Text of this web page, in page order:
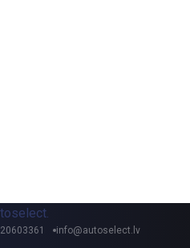
info@autoselect.lv